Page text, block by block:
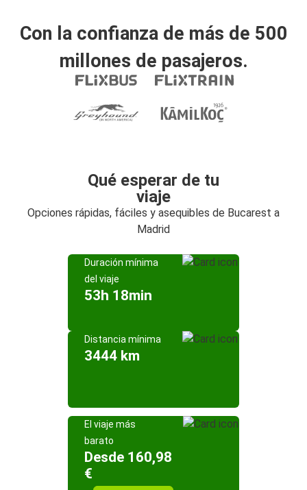
Con la confianza de más de 500
millones de pasajeros.
Qué esperar de tu
viaje
Opciones rápidas, fáciles y asequibles de Bucarest a
Madrid
Duración mínima
del viaje
53h 18min
Distancia mínima
3444 km
El viaje más
barato
Desde 160,98
€